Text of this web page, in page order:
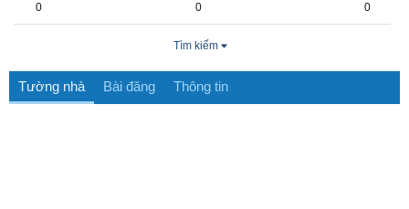
0 0 0
Tìm kiếm
Tường nhà Bài đăng Thông tin